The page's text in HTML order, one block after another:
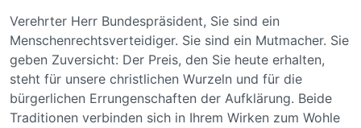
Verehrter Herr Bundespräsident, Sie sind ein
Menschenrechtsverteidiger. Sie sind ein Mutmacher. Sie
geben Zuversicht: Der Preis, den Sie heute erhalten,
steht für unsere christlichen Wurzeln und für die
bürgerlichen Errungenschaften der Aufklärung. Beide
Traditionen verbinden sich in Ihrem Wirken zum Wohle